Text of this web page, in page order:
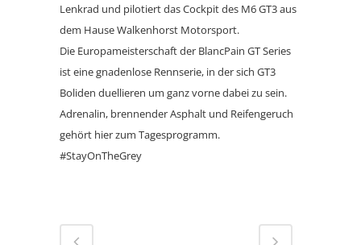
Lenkrad und pilotiert das Cockpit des M6 GT3 aus
dem Hause Walkenhorst Motorsport.
Die Europameisterschaft der BlancPain GT Series
ist eine gnadenlose Rennserie, in der sich GT3
Boliden duellieren um ganz vorne dabei zu sein.
Adrenalin, brennender Asphalt und Reifengeruch
gehört hier zum Tagesprogramm.
#StayOnTheGrey